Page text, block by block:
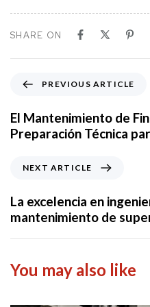
SHARE ON
e
v
i
A
r
t
c
PREVIOUS ARTICLE
El Mantenimiento de
Preparación Técnica
x
t
A
r
NEXT ARTICLE
La excelencia en
mantenimiento de
You may also like